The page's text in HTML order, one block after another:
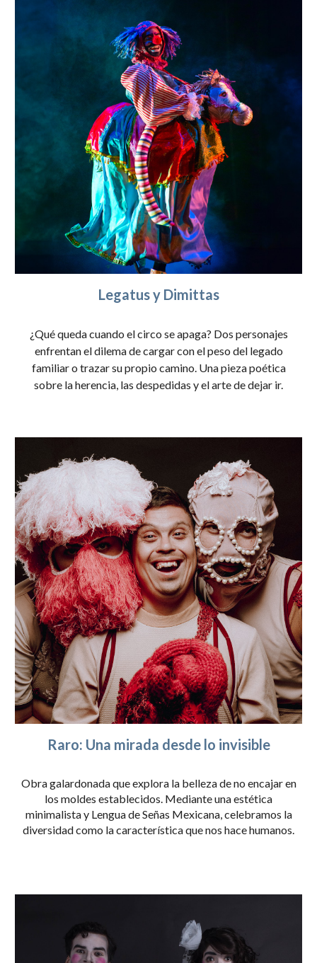
Legatus y Dimittas
¿Qué queda cuando el circo se apaga? Dos personajes
enfrentan el dilema de cargar con el peso del legado
familiar o trazar su propio camino. Una pieza poética
sobre la herencia, las despedidas y el arte de dejar ir.
Raro: Una mirada desde lo invisible
Obra galardonada que explora la belleza de no encajar en
los moldes establecidos. Mediante una estética
minimalista y Lengua de Señas Mexicana, celebramos la
diversidad como la característica que nos hace humanos.